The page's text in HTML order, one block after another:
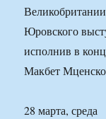
Юровского
исполнив в
Макбет
28 марта, среда